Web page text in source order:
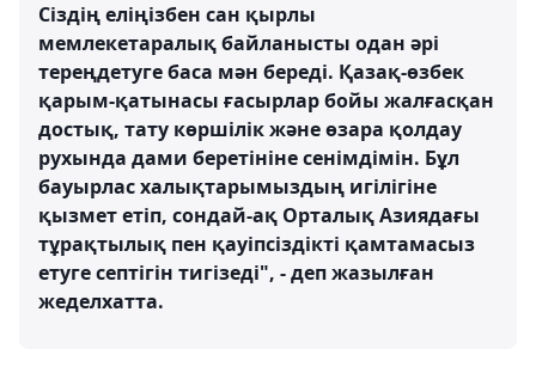
Сіздің еліңізбен сан қырлы
мемлекетаралық байланысты одан әрі
тереңдетуге баса мән береді. Қазақ-өзбек
қарым-қатынасы ғасырлар бойы жалғасқан
достық, тату көршілік және өзара қолдау
рухында дами беретініне сенімдімін. Бұл
бауырлас халықтарымыздың игілігіне
қызмет етіп, сондай-ақ Орталық Азиядағы
тұрақтылық пен қауіпсіздікті қамтамасыз
етуге септігін тигізеді", - деп жазылған
жеделхатта.